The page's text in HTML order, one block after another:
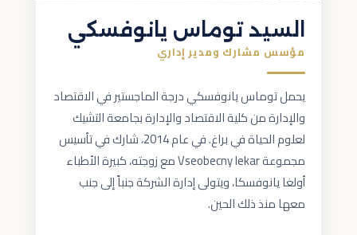
السيد توماس يانوفسكي
مؤسس مشارك ومدير إداري
يحمل توماس يانوفسكي درجة الماجستير في الاقتصاد
والإدارة من كلية الاقتصاد والإدارة بجامعة التشيك
لعلوم الحياة في براغ. في عام 2014، شارك في تأسيس
مجموعة Vseobecny lekar مع زوجته، كبيرة الأطباء
أولغا يانوفسكا، ويتولى إدارة الشركة جنباً إلى جنب